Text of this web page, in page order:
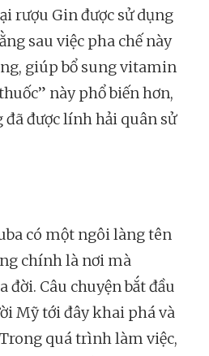
rượu Gin được sử dụng
sau việc pha chế này
giúp bổ sung vitamin
này phổ biến hơn,
đã được lính hải quân sử
có một ngôi làng tên
chính là nơi mà
Câu chuyện bắt đầu
Mỹ tới đây khai phá và
quá trình làm việc,